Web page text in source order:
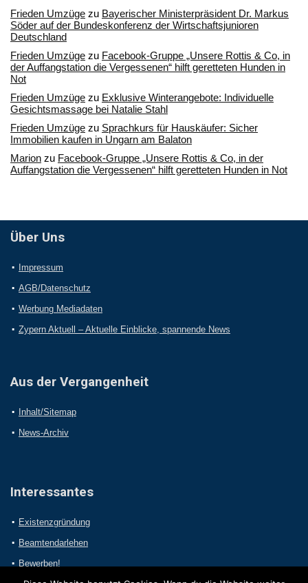
Frieden Umzüge zu Bayerischer Ministerpräsident Dr. Markus
Söder auf der Bundeskonferenz der Wirtschaftsjunioren
Deutschland
Frieden Umzüge zu Facebook-Gruppe „Unsere Rottis & Co, in
der Auffangstation die Vergessenen“ hilft geretteten Hunden in
Not
Frieden Umzüge zu Exklusive Winterangebote: Individuelle
Gesichtsmassage bei Natalie Stahl
Frieden Umzüge zu Sprachkurs für Hauskäufer: Sicher
Immobilien kaufen in Ungarn am Balaton
Marion zu Facebook-Gruppe „Unsere Rottis & Co, in der
Auffangstation die Vergessenen“ hilft geretteten Hunden in Not
Über Uns
Impressum
AGB/Datenschutz
Werbung Mediadaten
Zypern Aktuell – Aktuelle Einblicke, spannende News
Aus der Vergangenheit
Inhalt/Sitemap
News-Archiv
Interessantes
Existenzgründung
Beamtendarlehen
Bewerben!